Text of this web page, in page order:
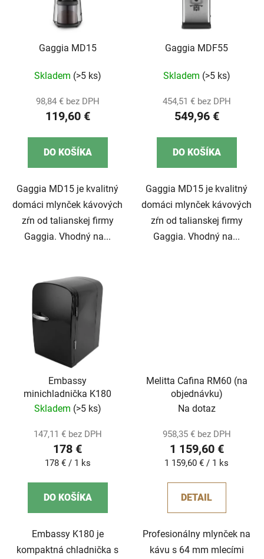
Gaggia MD15
Skladem (>5 ks)
98,84 € bez DPH
119,60 €
DO KOŠÍKA
Gaggia MD15 je kvalitný
domáci mlynček kávových
zŕn od talianskej firmy
Gaggia. Vhodný na...
Gaggia MDF55
Skladem (>5 ks)
454,51 € bez DPH
549,96 €
DO KOŠÍKA
Gaggia MD15 je kvalitný
domáci mlynček kávových
zŕn od talianskej firmy
Gaggia. Vhodný na...
Embassy
minichladnička K180
Skladem (>5 ks)
147,11 € bez DPH
178 €
Jednotková
178 € / 1 ks
DO KOŠÍKA
Embassy K180 je
kompaktná chladnička s
Melitta Cafina RM60 (na
objednávku)
Na dotaz
958,35 € bez DPH
1 159,60 €
Jednotková
1 159,60 € / 1 ks
DETAIL
Profesionálny mlynček na
kávu s 64 mm mlecími